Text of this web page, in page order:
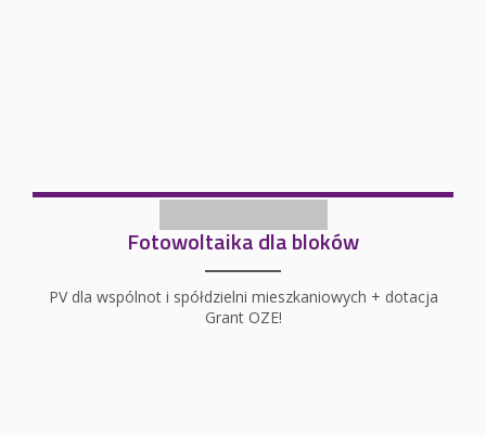
Fotowoltaika dla bloków
PV dla wspólnot i spółdzielni mieszkaniowych + dotacja
Grant OZE!